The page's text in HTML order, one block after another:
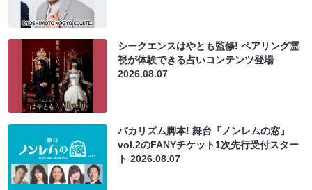
シークエンスはやとも監修! ペアリング霊
視が体験できる占いコンテンツ登場
2026.08.07
バカリズム脚本! 舞台『ノンレムの窓』
vol.2のFANYチケット1次先行受付スター
ト2026.08.07